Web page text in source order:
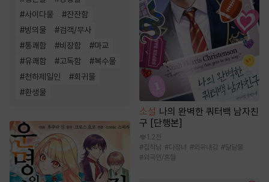
#사이다물 #잔잔함
#빙의물 #검객/무사
#통쾌함 #비장함 #마교
#유쾌함 #고독함 #복수물
#천하제일인 #회귀물
#환생물
소설 나의 완벽한 쿼터백 남자친
구 [단행본]
1.2천
#집착남 #다정녀 #외유내강 #달달물
#외국인/혼혈